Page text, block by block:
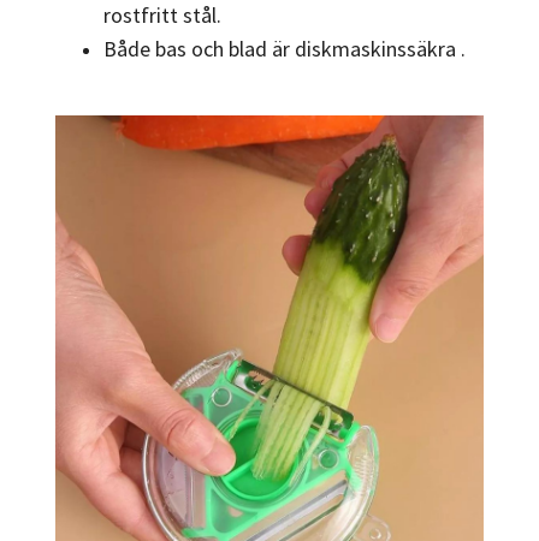
rostfritt stål.
Både bas och blad är diskmaskinssäkra .